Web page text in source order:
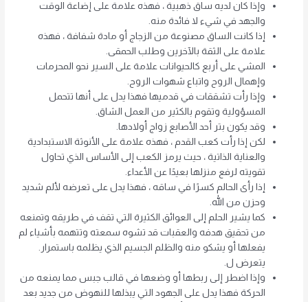
وإذا كان لديه ساق ذهبية ، فهذه علامة على إضاعة الوقت
والجهد في شيء لا فائدة منه.
إذا كانت الساق مصنوعة من الزجاج أو مادة شفافة ، فهذه
علامة على الثقة بالآخرين وطلب الحمقى.
المشي على أربع كالحيوانات علامة على السير نحو المحرمات
وإهمال الروح واتباع شهوات الروح.
وإذا رأت تشققات في قدميها فهذا يدل على أنها تتحمل
المسؤولية وتقوم بالكثير من العمل الشاق.
وقد يكون بتر أحد الأصابع زواج أولادها.
لكن إذا رأت كعب القدم ، فهذه علامة على الأنوثة الاستبدادية
والعناية الذاتية ، حيث يرمز الكعب إلى الأساس الذي تحاول
تقويته لرفع منزلها بعيدًا عن الأعداء.
إذا رأى الحالم كسرًا في ساقه ، فهذا يدل على تعرضه لألم شديد
وحزن من الله.
كما يشير الحلم إلى العوائق الكثيرة التي تقف في طريقه وتمنعه ​​
من تحقيق هدفه والعقبات قد تشوه سمعته وتتهمه بأشياء لم
يفعلها أو يشكو منه والظلم الجسيم الذي يظلمه باستمرار.
يتعرض ل.
وإذا اضطر إلى ربطها أو وضعها في قالب جبس مما يمنعه من
الحركة فهذا يدل على الجهود التي يبذلها للنهوض من جديد بعد